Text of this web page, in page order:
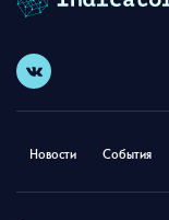
Новости События